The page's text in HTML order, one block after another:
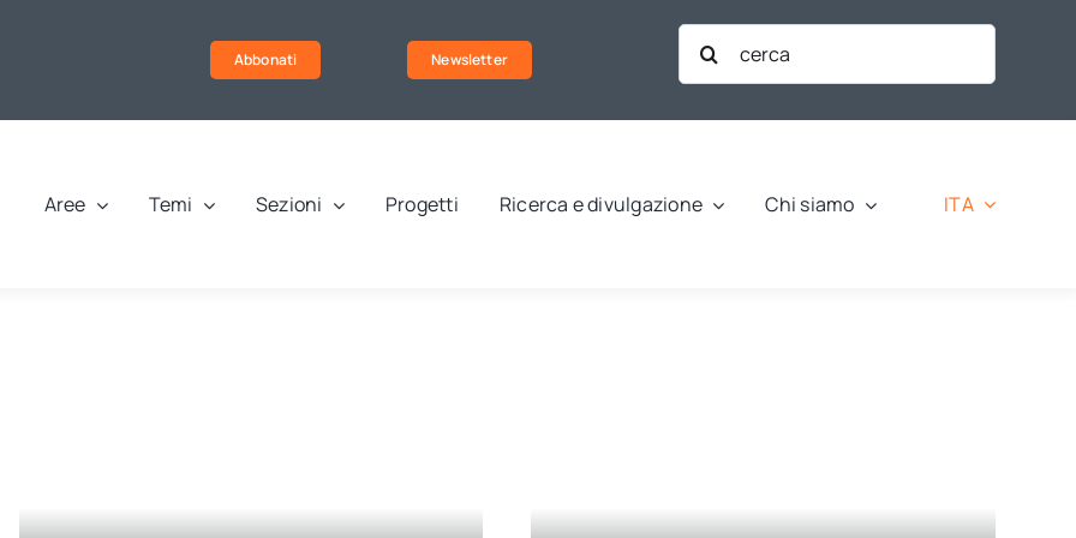
Abbonati Newsletter
Cerca
per:
Aree Temi Sezioni Progetti Ricerca e divulgazione Chi siamo ITA